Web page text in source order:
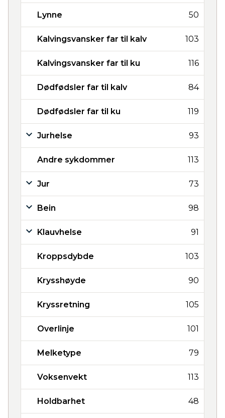
Lynne 50
Kalvingsvansker far til kalv 103
Kalvingsvansker far til ku 116
Dødfødsler far til kalv 84
Dødfødsler far til ku 119
Jurhelse 93
Andre sykdommer 113
Jur 73
Bein 98
Klauvhelse 91
Kroppsdybde 103
Krysshøyde 90
Kryssretning 105
Overlinje 101
Melketype 79
Voksenvekt 113
Holdbarhet 48